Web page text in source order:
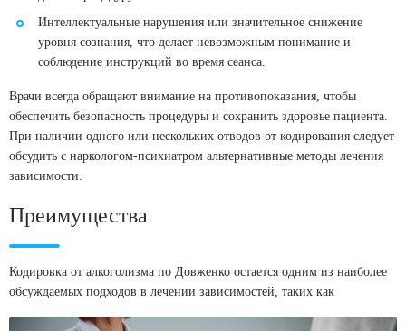
Интеллектуальные нарушения или значительное снижение
уровня сознания, что делает невозможным понимание и
соблюдение инструкций во время сеанса.
Врачи всегда обращают внимание на противопоказания, чтобы
обеспечить безопасность процедуры и сохранить здоровье пациента.
При наличии одного или нескольких отводов от кодирования следует
обсудить с наркологом-психиатром альтернативные методы лечения
зависимости.
Преимущества
Кодировка от алкоголизма по Довженко остается одним из наиболее
обсуждаемых подходов в лечении зависимостей, таких как